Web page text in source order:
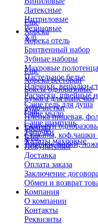
Латексные
Нитриловые
Резиновые
Х/б
Еще
Хорека
Хорека отель
Бритвенный набор
Зубные наборы
Махровые полотенца
Пастельное белье
Плечики, вешалки-
Расчески, швейные
Саше гель для душа
Саше мыло
Саше шампунь
Тапочки
Халаты махровые
Еще
Хорека ресторан
Боксы одноразовые
Бумага для выпечки
Зубочистки
Пленка пищевая,
Скатерти
Стаканы, коф.чашки
Тарелки, вилки,
Еще
Бренды
Блог
Покупателям
Доставка
Оплата заказа
Заключение договора
Обмен и возврат
Компания
О компании
Контакты
Реквизиты